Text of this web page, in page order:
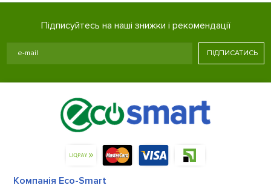
Підписуйтесь на наші знижки і рекомендації
ПІДПИСАТИСЬ
Компанія Eco-Smart